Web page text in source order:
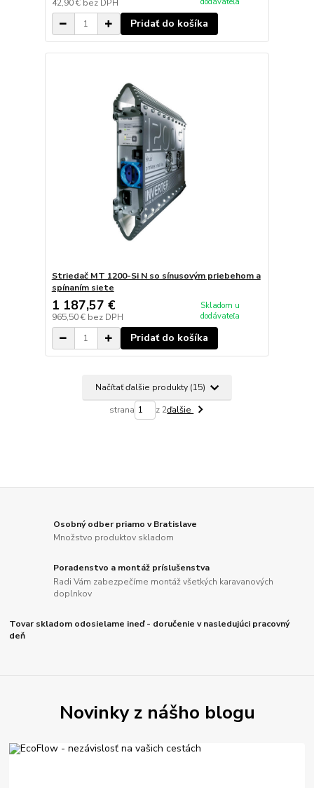
42,90 € bez DPH
Pridať do košíka
Striedač MT 1200-Si N so sínusovým priebehom a
spínaním siete
1 187,57 €
965,50 € bez DPH
Skladom u
dodávateľa
Pridať do košíka
Načítať ďalšie produkty (15)
strana z 2ďalšie
Osobný odber priamo v Bratislave
Množstvo produktov skladom
Poradenstvo a montáž príslušenstva
Radi Vám zabezpečíme montáž všetkých karavanových
doplnkov
Tovar skladom odosielame ineď - doručenie v nasledujúci pracovný
deň
Novinky z nášho blogu